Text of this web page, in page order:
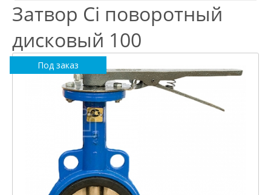
Затвор Ci поворотный
дисковый 100
Под заказ